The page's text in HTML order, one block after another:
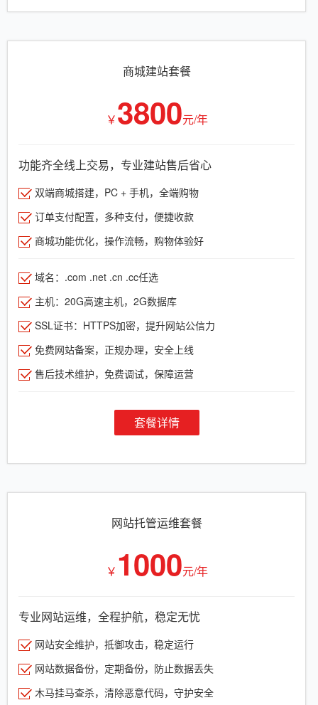
商城建站套餐
￥3800元/年
功能齐全线上交易，专业建站售后省心
双端商城搭建，PC + 手机，全端购物
订单支付配置，多种支付，便捷收款
商城功能优化，操作流畅，购物体验好
域名：.com .net .cn .cc任选
主机：20G高速主机，2G数据库
SSL证书：HTTPS加密，提升网站公信力
免费网站备案，正规办理，安全上线
售后技术维护，免费调试，保障运营
套餐详情
网站托管运维套餐
￥ 1000元/年
专业网站运维，全程护航，稳定无忧
网站安全维护，抵御攻击，稳定运行
网站数据备份，定期备份，防止数据丢失
木马挂马查杀，清除恶意代码，守护安全